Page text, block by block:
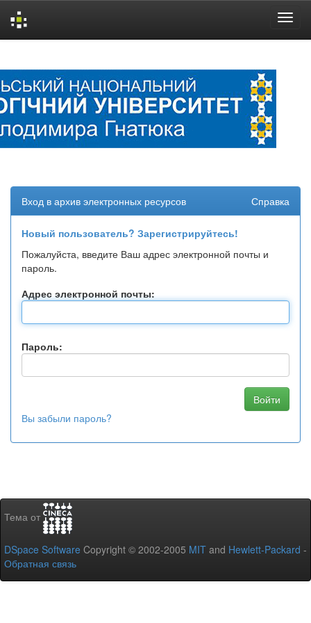
Вход в архив электронных ресурсов Справка
Новый пользователь? Зарегистрируйтесь!
Пожалуйста, введите Ваш адрес электронной почты и
пароль.
Адрес электронной почты:
Пароль:
Вы забыли пароль?
Тема от
DSpace Software Copyright © 2002-2005 MIT and Hewlett-Packard -
Обратная связь